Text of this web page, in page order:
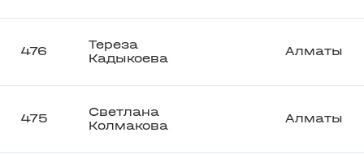
476
Тереза
Кадыкоева
Алматы
475
Светлана
Колмакова
Алматы